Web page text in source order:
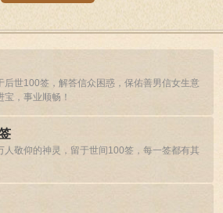
后世100签，解答信众困惑，保佑善男信女生意
宝，事业顺畅！
人敬仰的神灵，留于世间100签，每一签都有其